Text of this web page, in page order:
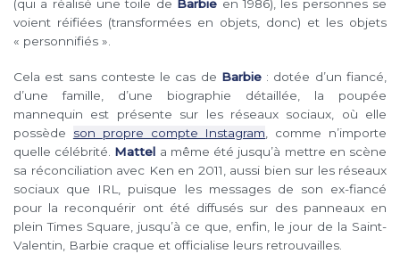
(qui a réalisé une toile de Barbie en 1986), les personnes se
voient réifiées (transformées en objets, donc) et les objets
« personnifiés ».
Cela est sans conteste le cas de Barbie: dotée d’un fiancé,
d’une famille, d’une biographie détaillée, la poupée
mannequin est présente sur les réseaux sociaux, où elle
possède son propre compte Instagram, comme n’importe
quelle célébrité. Mattel a même été jusqu’à mettre en scène
sa réconciliation avec Ken en 2011, aussi bien sur les réseaux
sociaux que IRL, puisque les messages de son ex-fiancé
pour la reconquérir ont été diffusés sur des panneaux en
plein Times Square, jusqu’à ce que, enfin, le jour de la Saint-
Valentin, Barbie craque et officialise leurs retrouvailles.